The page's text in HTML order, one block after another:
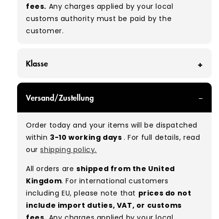
fees. Any charges applied by your local
customs authority must be paid by the
customer.
Klasse
can expect items that are in great condition
with minimal signs of wear. While they are
used, they remain free of significant defects
and are in excellent shape overall.
Please note:As these are vintage/used
garments, a small percentage (5–10%) may
have minor flaws such as small tears, holes, or
stains. While we carefully inspect all items, a
Versand/Zustellung
Order today and your items will be dispatched
within 3-10 working days. For full details, read
ourshipping policy.
All orders are shipped from the United
Kingdom. For international customers
including EU, please note that prices do not
include import duties, VAT, or customs